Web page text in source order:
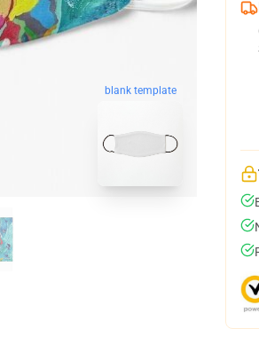
blank template